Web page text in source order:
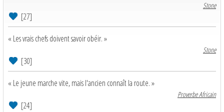
Stone
[27]
« Les vrais chefs doivent savoir obéir. »
Stone
[30]
« Le jeune marche vite, mais l'ancien connaît la route. »
Proverbe Africain
[24]